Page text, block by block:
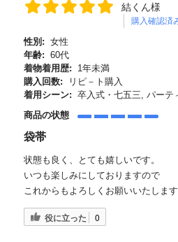
結くん様
購入確認済
性別: 女性
年齢: 60代
着物着用歴:
1年未満
購入回数:
リピ－ト購入
着用シーン: 卒入式・七五三, パーテ
商品の状態
袋帯
状態も良く、とても嬉しいです。
いつも楽しみにしておりますので
これからもよろしくお願いいたします
役に立った 0